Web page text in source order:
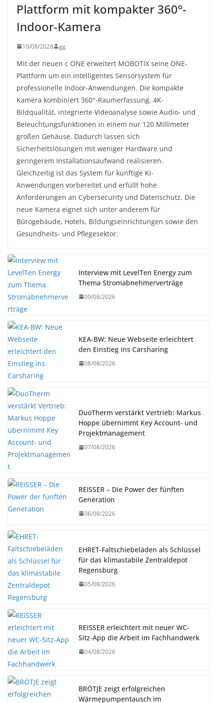
Plattform mit kompakter 360°-
Indoor-Kamera
10/08/2026 gg
Mit der neuen c ONE erweitert MOBOTIX seine ONE-
Plattform um ein intelligentes Sensorsystem für
professionelle Indoor-Anwendungen. Die kompakte
Kamera kombiniert 360°-Raumerfassung, 4K-
Bildqualität, integrierte Videoanalyse sowie Audio- und
Beleuchtungsfunktionen in einem nur 120 Millimeter
großen Gehäuse. Dadurch lassen sich
Sicherheitslösungen mit weniger Hardware und
geringerem Installationsaufwand realisieren.
Gleichzeitig ist das System für künftige KI-
Anwendungen vorbereitet und erfüllt hohe
Anforderungen an Cybersecurity und Datenschutz. Die
neue Kamera eignet sich unter anderem für
Bürogebäude, Hotels, Bildungseinrichtungen sowie den
Gesundheits- und Pflegesektor.
Interview mit LevelTen Energy zum
Thema Stromabnehmerverträge
09/08/2026
KEA-BW: Neue Webseite erleichtert
den Einstieg ins Carsharing
08/08/2026
DuoTherm verstärkt Vertrieb: Markus
Hoppe übernimmt Key Account- und
Projektmanagement
07/08/2026
REISSER – Die Power der fünften
Generation
06/08/2026
EHRET-Faltschiebeläden als Schlüssel
für das klimastabile Zentraldepot
Regensburg
05/08/2026
REISSER erleichtert mit neuer WC-
Sitz-App die Arbeit im Fachhandwerk
04/08/2026
BRÖTJE zeigt erfolgreichen
Wärmepumpentausch im